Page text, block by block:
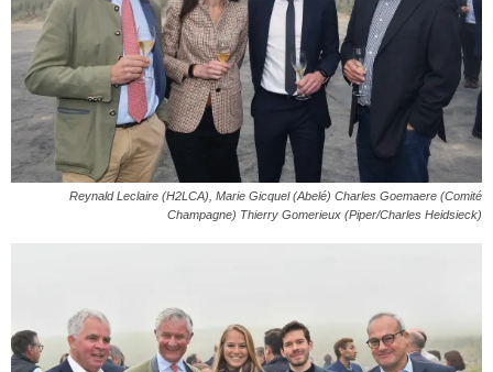
Reynald Leclaire (H2LCA), Marie Gicquel (Abelé) Charles Goemaere (Comité
Champagne) Thierry Gomerieux (Piper/Charles Heidsieck)